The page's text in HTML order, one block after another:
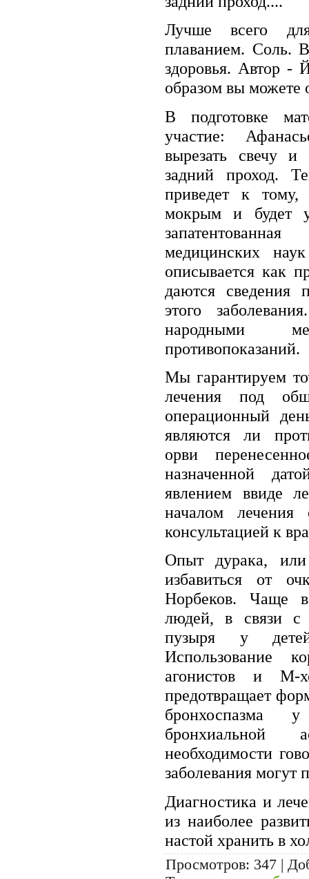
Лучше всего
плаванием. Соль.
здоровья. Автор -
образом вы можете
В подготовке
участие:
вырезать свечу и
задний проход.
приведет к тому,
мокрым и будет
медицинских
описывается как
даются сведения
этого
народными
противопоказаний.
Мы гарантируем
лечения под
операционный
являются ли
орви
назначенной
явлением ввиде
началом лечения
консультацией к
Опыт дурака,
избавиться от
Норбеков. Чаще
людей, в связи с
пузыря у
Использование
агонистов и М-
предотвращает
бронхоспазма
бронхиальной
необходимости
заболевания могут
Диагностика и
из наиболее
настой хранить в
Просмотров: 347 |